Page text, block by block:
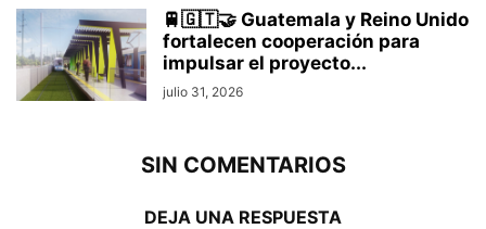
🚆🇬🇹🤝 Guatemala y Reino Unido
fortalecen cooperación para
impulsar el proyecto...
julio 31, 2026
SIN COMENTARIOS
DEJA UNA RESPUESTA